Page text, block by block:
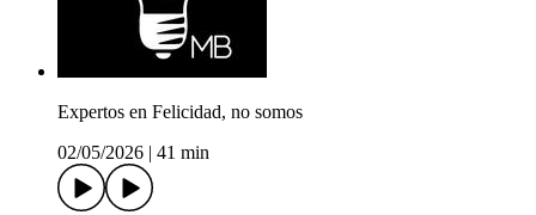
Expertos en Felicidad, no somos
02/05/2026
41 min